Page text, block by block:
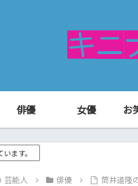
俳優 女優 お
ます。
芸能人 俳優 筒井道隆